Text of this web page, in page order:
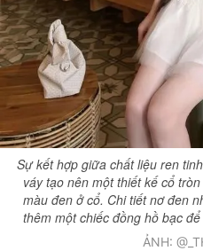
Sự kết hợp giữa chất liệu ren
váy tạo nên một thiết kế cổ
màu đen ở cổ. Chi tiết nơ đen
thêm một chiếc đồng hồ bạc
ẢNH: